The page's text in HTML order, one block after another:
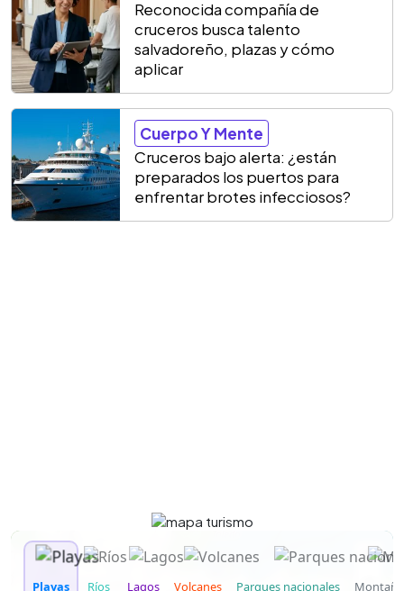
Reconocida compañía de
cruceros busca talento
salvadoreño, plazas y cómo
aplicar
Cuerpo Y Mente
Cruceros bajo alerta: ¿están
preparados los puertos para
enfrentar brotes infecciosos?